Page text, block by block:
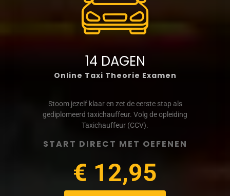
14 DAGEN
Online Taxi Theorie Examen
Stoom jezelf klaar en zet de eerste stap als
gediplomeerd taxichauffeur. Volg de opleiding
Taxichauffeur (CCV).
START DIRECT MET OEFENEN
€ 12,95